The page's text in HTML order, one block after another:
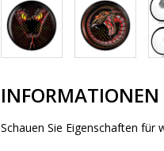
INFORMATIONEN
Schauen Sie Eigenschaften